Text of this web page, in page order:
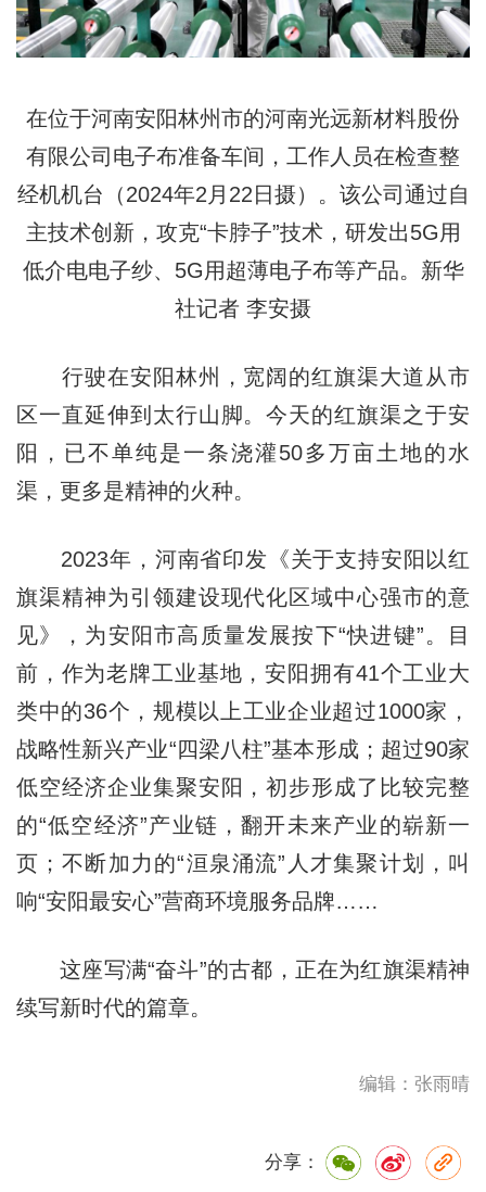
在位于河南安阳林州市的河南光远新材料股份
有限公司电子布准备车间，工作人员在检查整
经机机台（2024年2月22日摄）。该公司通过自
主技术创新，攻克“卡脖子”技术，研发出5G用
低介电电子纱、5G用超薄电子布等产品。新华
社记者 李安摄
行驶在安阳林州，宽阔的红旗渠大道从市
区一直延伸到太行山脚。今天的红旗渠之于安
阳，已不单纯是一条浇灌50多万亩土地的水
渠，更多是精神的火种。
2023年，河南省印发《关于支持安阳以红
旗渠精神为引领建设现代化区域中心强市的意
见》，为安阳市高质量发展按下“快进键”。目
前，作为老牌工业基地，安阳拥有41个工业大
类中的36个，规模以上工业企业超过1000家，
战略性新兴产业“四梁八柱”基本形成；超过90家
低空经济企业集聚安阳，初步形成了比较完整
的“低空经济”产业链，翻开未来产业的崭新一
页；不断加力的“洹泉涌流”人才集聚计划，叫
响“安阳最安心”营商环境服务品牌……
这座写满“奋斗”的古都，正在为红旗渠精神
续写新时代的篇章。
编辑：张雨晴
分享：